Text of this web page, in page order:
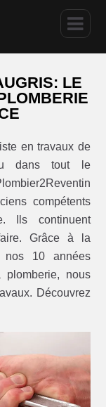
LE
en travaux de
dans tout le
compétents
Ils continuent
Grâce à la
10 années
plomberie, nous
Découvrez